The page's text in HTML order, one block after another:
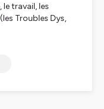
travail, les
Troubles Dys,